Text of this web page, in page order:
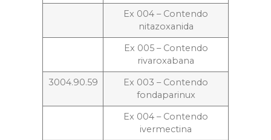
Ex 004 – Contendo
nitazoxanida
Ex 005 – Contendo
rivaroxabana
3004.90.59
Ex 003 – Contendo
fondaparinux
Ex 004 – Contendo
ivermectina